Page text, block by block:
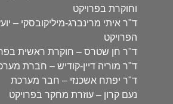
וחוקרת בפרויקט
ד"ר איתי מרינברג-מיליקובסקי –
הפרויקט
ד"ר חן שטרס – חוקרת ראשית
ד"ר מוריה דיין-קודיש – חברת
ד"ר יפתח אשכנזי – חבר מערכת
נעם קרון – עוזרת מחקר בפרויקט